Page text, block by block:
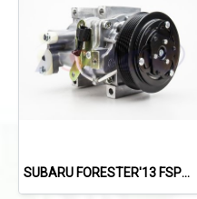
SUBARU FORESTER'13 FSPEC